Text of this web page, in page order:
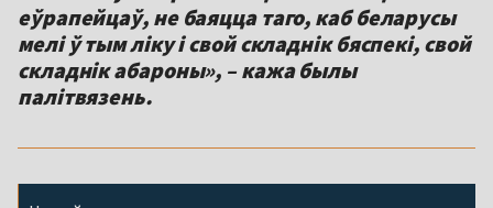
еўрапейцаў, не баяцца таго, каб беларусы
мелі ў тым ліку і свой складнік бяспекі, свой
складнік абароны», – кажа былы
палітвязень.